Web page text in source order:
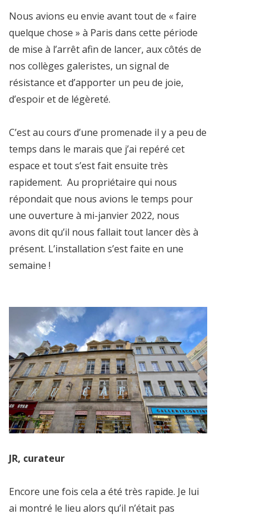
Nous avions eu envie avant tout de « faire
quelque chose » à Paris dans cette période
de mise à l’arrêt afin de lancer, aux côtés de
nos collèges galeristes, un signal de
résistance et d’apporter un peu de joie,
d’espoir et de légèreté.
C’est au cours d’une promenade il y a peu de
temps dans le marais que j’ai repéré cet
espace et tout s’est fait ensuite très
rapidement. Au propriétaire qui nous
répondait que nous avions le temps pour
une ouverture à mi-janvier 2022, nous
avons dit qu’il nous fallait tout lancer dès à
présent. L’installation s’est faite en une
semaine !
JR, curateur
Encore une fois cela a été très rapide. Je lui
ai montré le lieu alors qu’il n’était pas